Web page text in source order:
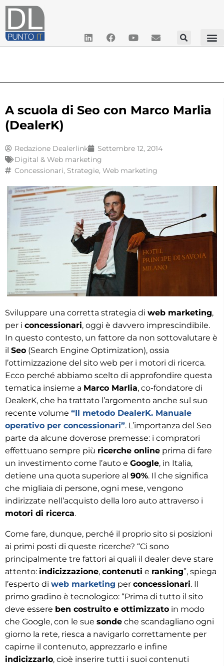
A scuola di Seo con Marco Marlia
(DealerK)
Redazione Dealerlink
Settembre 12, 2014
Digital & Web marketing
Concessionari, Strategie, Web marketing
Sviluppare una corretta strategia di web marketing,
per i concessionari, oggi è davvero imprescindibile.
In questo contesto, un fattore da non sottovalutare è
il Seo (Search Engine Optimization), ossia
l’ottimizzazione del sito web per i motori di ricerca.
Ecco perché abbiamo scelto di approfondire questa
tematica insieme a Marco Marlia, co-fondatore di
DealerK, che ha trattato l’argomento anche sul suo
recente volume “Il metodo DealerK. Manuale
operativo per concessionari”. L’importanza del Seo
parte da alcune doverose premesse: i compratori
effettuano sempre più ricerche online prima di fare
un investimento come l’auto e Google, in Italia,
detiene una quota superiore al 90%. Il che significa
che migliaia di persone, ogni mese, vengono
indirizzate nell’acquisto della loro auto attraverso i
motori di ricerca.
Come fare, dunque, perché il proprio sito si posizioni
ai primi posti di queste ricerche? “Ci sono
principalmente tre fattori ai quali il dealer deve stare
attento: indicizzazione, contenuti e ranking”, spiega
l’esperto di web marketing per concessionari. Il
primo gradino è tecnologico: “Prima di tutto il sito
deve essere ben costruito e ottimizzato in modo
che Google, con le sue sonde che scandagliano ogni
giorno la rete, riesca a navigarlo correttamente per
capirne il contenuto, apprezzarlo e infine
indicizzarlo, cioè inserire tutti i suoi contenuti